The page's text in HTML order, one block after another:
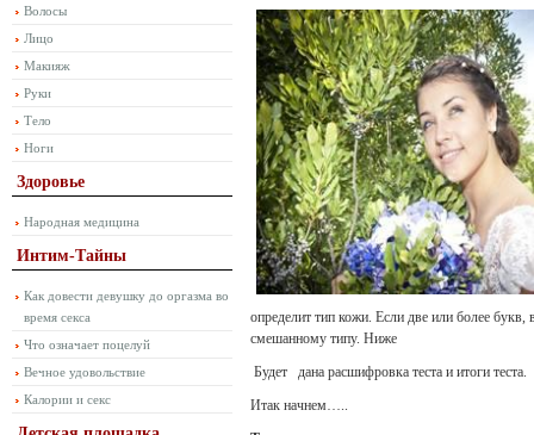
Волосы
Лицо
Макияж
Руки
Тело
Ноги
Здоровье
Народная медицина
Интим-Тайны
Как довести девушку до оргазма во
время секса
Что означает поцелуй
Вечное удовольствие
Калории и секс
определит тип кожи. Если две или более
смешанному типу. Ниже
Будет дана расшифровка теста и итоги теста.
Итак начнем…..